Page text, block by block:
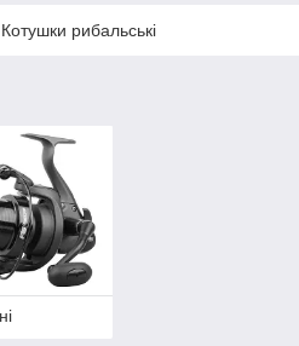
Котушки рибальські